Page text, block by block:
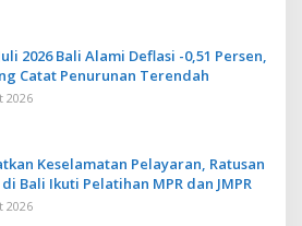
Bali Alami Deflasi -0,51 Persen,
Catat Penurunan Terendah
2026
Keselamatan Pelayaran, Ratusan
Bali Ikuti Pelatihan MPR dan JMPR
2026